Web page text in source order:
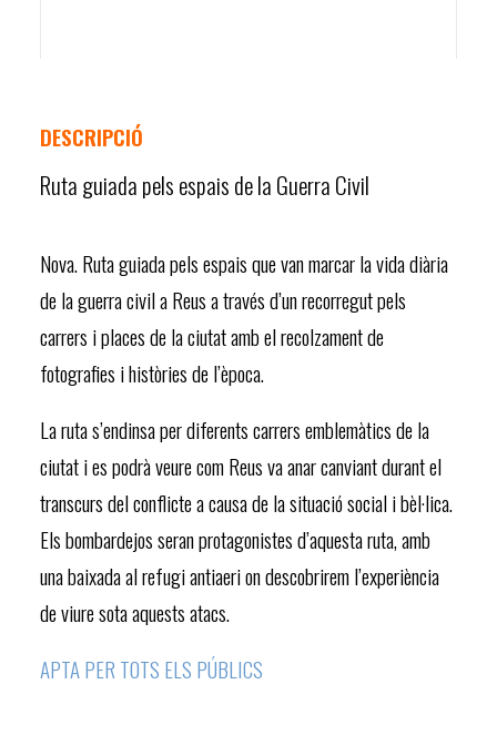
DESCRIPCIÓ
Ruta guiada pels espais de la Guerra Civil
Nova. Ruta guiada pels espais que van marcar la vida diària
de la guerra civil a Reus a través d’un recorregut pels
carrers i places de la ciutat amb el recolzament de
fotografies i històries de l’època.
La ruta s’endinsa per diferents carrers emblemàtics de la
ciutat i es podrà veure com Reus va anar canviant durant el
transcurs del conflicte a causa de la situació social i bèl·lica.
Els bombardejos seran protagonistes d’aquesta ruta, amb
una baixada al refugi antiaeri on descobrirem l’experiència
de viure sota aquests atacs.
APTA PER TOTS ELS PÚBLICS